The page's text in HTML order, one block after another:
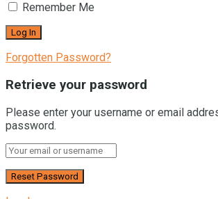
Remember Me
Forgotten Password?
Retrieve your password
Please enter your username or email
password.